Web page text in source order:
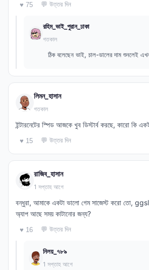
♥ 75 💬 উত্তর দিন
রহিম_ভাই_পুরান_ঢাকা
গতকাল
ঠিক বলেছেন ভাই, চাল-ডালের দাম শুনলেই
লিমন_হাসান
গতকাল
ইন্টারনেটের স্পিড আজকে খুব ডিস্টার্ব করছে, কারো কি
♥ 15 💬 উত্তর দিন
রাজিব_হাসান
1 সপ্তাহ আগে
বন্ধুরা, আমাকে একটা ভালো গেম সাজেস্ট করো তো,
অ্যাপ আছে সময় কাটানোর জন্য?
♥ 16 💬 উত্তর দিন
নিলয়_৭৮৯
1 সপ্তাহ আগে